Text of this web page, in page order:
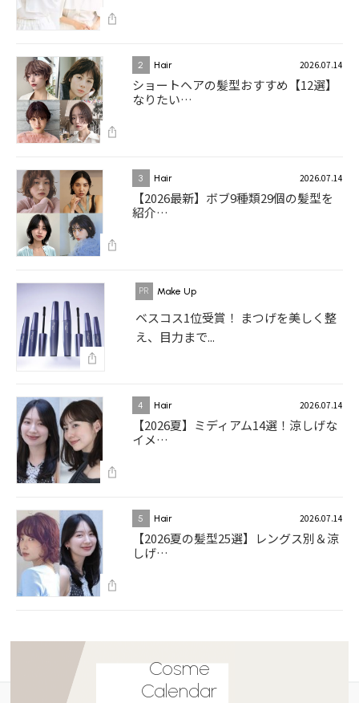
2 Hair 2026.07.14
ショートヘアの髪型おすすめ【12選】
なりたい…
3 Hair 2026.07.14
【2026最新】ボブ9種類29個の髪型を
紹介…
Make Up
ベスコス1位受賞！ まつげを美しく整
え、目力まで...
4 Hair 2026.07.14
【2026夏】ミディアム14選！涼しげな
イメ…
5 Hair 2026.07.14
【2026夏の髪型25選】レングス別＆涼
しげ…
Cosme
Calendar